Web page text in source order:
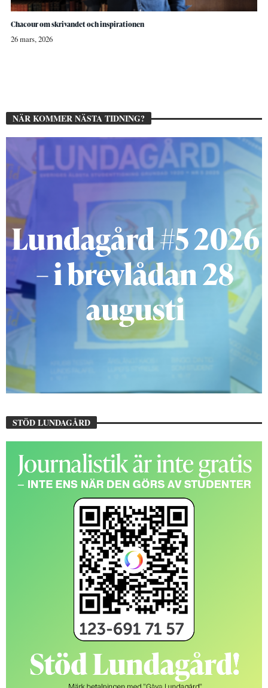
Chacour om skrivandet och inspirationen
26 mars, 2026
NÄR KOMMER NÄSTA TIDNING?
STÖD LUNDAGÅRD